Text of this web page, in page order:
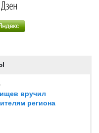
вручил
региона